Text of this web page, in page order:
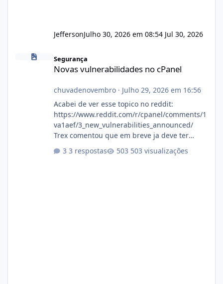
JeffersonJulho 30, 2026 em 08:54 Jul 30, 2026
Novas vulnerabilidades no cPanel
Segurança
Novas vulnerabilidades no cPanel
chuvadenovembro· Julho 29, 2026 em 16:56
Acabei de ver esse topico no reddit:
https://www.reddit.com/r/cpanel/comments/1
va1aef/3_new_vulnerabilities_announced/
Trex comentou que em breve ja deve ter
3 respostas 503 visualizações